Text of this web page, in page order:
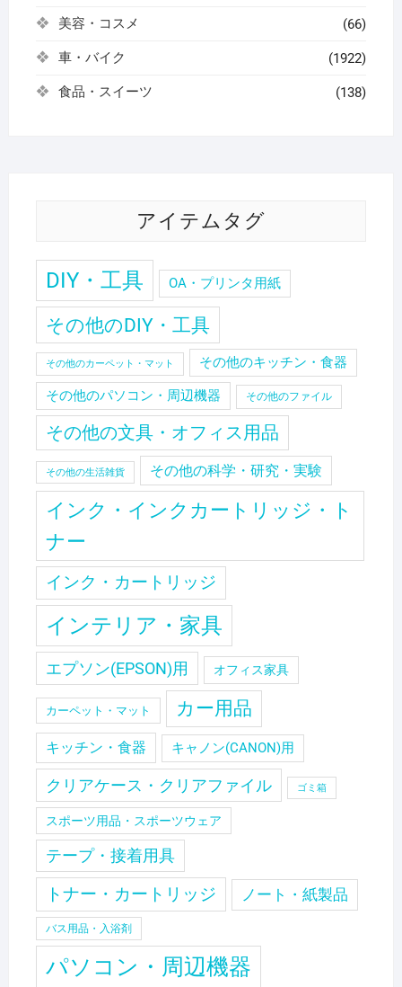
美容・コスメ (66)
車・バイク (1922)
食品・スイーツ (138)
アイテムタグ
DIY・工具 OA・プリンタ用紙
その他のDIY・工具
その他のカーペット・マット その他のキッチン・食器
その他のパソコン・周辺機器 その他のファイル
その他の文具・オフィス用品
その他の生活雑貨 その他の科学・研究・実験
インク・インクカートリッジ・ト
ナー
インク・カートリッジ
インテリア・家具
エプソン(EPSON)用 オフィス家具
カーペット・マット カー用品
キッチン・食器 キャノン(CANON)用
クリアケース・クリアファイル ゴミ箱
スポーツ用品・スポーツウェア
テープ・接着用具
トナー・カートリッジ ノート・紙製品
バス用品・入浴剤
パソコン・周辺機器